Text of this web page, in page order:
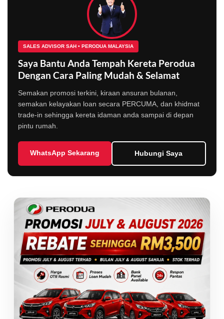
LIVE
SALES ADVISOR SAH • PERODUA MALAYSIA
Saya Bantu Anda Tempah Kereta Perodua
Dengan Cara Paling Mudah & Selamat
Semakan promosi terkini, kiraan ansuran bulanan,
semakan kelayakan loan secara PERCUMA, dan khidmat
trade-in sehingga kereta idaman anda sampai di depan
pintu rumah.
WhatsApp Sekarang Hubungi Saya